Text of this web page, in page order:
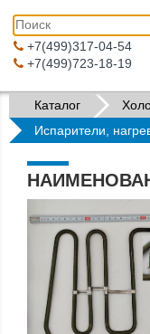
+7(499)317-04-54
+7(499)723-18-19
Каталог
Испарители,